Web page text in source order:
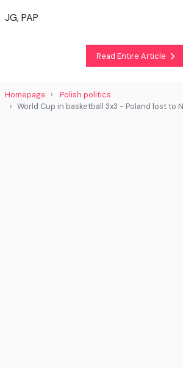
JG, PAP
Read Entire Article
Homepage
Polish politics
World Cup in basketball 3x3 - Poland lost to